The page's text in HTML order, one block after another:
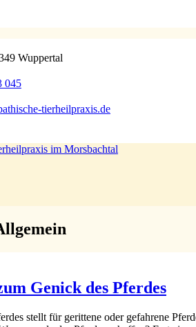
Wuppertal
045
tierheilpraxis.de
im Morsbachtal
Genick des Pferdes
stellt für gerittene oder gefahrene